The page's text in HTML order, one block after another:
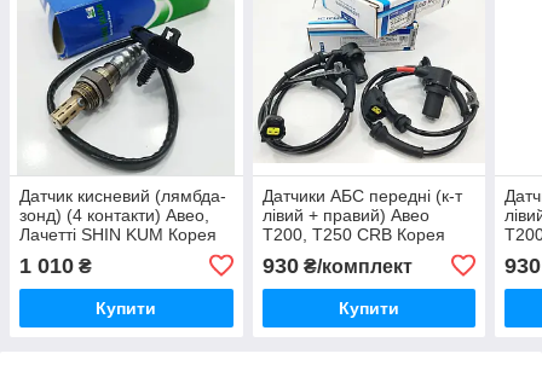
Датчик кисневий (лямбда-
зонд) (4 контакти) Авео,
Лачетті SHIN KUM Корея
1 010 ₴
Купити
Датчики АБС передні (к-т
лівий + правий) Авео
Т200, Т250 CRB Корея
930₴/комплект
Купити
930